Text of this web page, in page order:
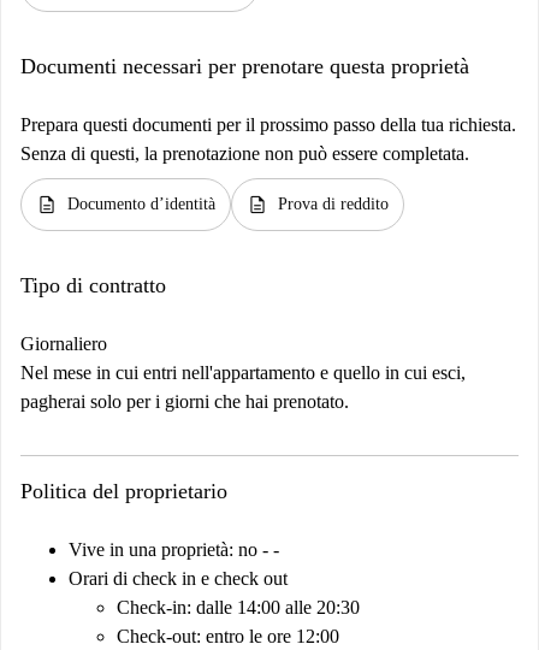
Documenti necessari per prenotare questa proprietà
Prepara questi documenti per il prossimo passo della tua richiesta.
Senza di questi, la prenotazione non può essere completata.
description Documento d’identità description Prova di reddito
Tipo di contratto
Giornaliero
Nel mese in cui entri nell'appartamento e quello in cui esci,
pagherai solo per i giorni che hai prenotato.
Politica del proprietario
Vive in una proprietà: no - -
Orari di check in e check out
Check-in: dalle 14:00 alle 20:30
Check-out: entro le ore 12:00